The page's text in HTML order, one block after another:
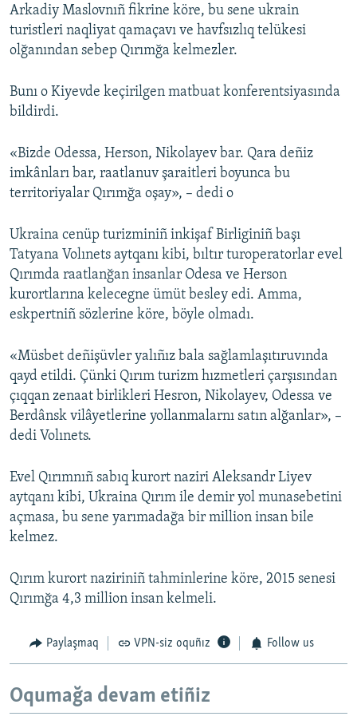
RFE/RS bütün saytları
Arkadiy Maslovnıñ fikrine köre, bu sene ukrain
turistleri naqliyat qamaçavı ve havfsızlıq telükesi
olğanından sebep Qırımğa kelmezler.
Bunı o Kiyevde keçirilgen matbuat konferentsiyasında
bildirdi.
«Bizde Odessa, Herson, Nikolayev bar. Qara deñiz
imkânları bar, raatlanuv şaraitleri boyunca bu
territoriyalar Qırımğa oşay», – dedi o
Ukraina cenüp turizminiñ inkişaf Birliginiñ başı
Tatyana Volınets aytqanı kibi, bıltır turoperatorlar evel
Qırımda raatlanğan insanlar Odesa ve Herson
kurortlarına kelecegne ümüt besley edi. Amma,
eskpertniñ sözlerine köre, böyle olmadı.
«Müsbet deñişüvler yalıñız bala sağlamlaşıtıruvında
qayd etildi. Çünki Qırım turizm hızmetleri çarşısından
çıqqan zenaat birlikleri Hesron, Nikolayev, Odessa ve
Berdânsk vilâyetlerine yollanmalarnı satın alğanlar», –
dedi Volınets.
Evel Qırımnıñ sabıq kurort naziri Aleksandr Liyev
aytqanı kibi, Ukraina Qırım ile demir yol munasebetini
açmasa, bu sene yarımadağa bir million insan bile
kelmez.
Qırım kurort naziriniñ tahminlerine köre, 2015 senesi
Qırımğa 4,3 million insan kelmeli.
Paylaşmaq VPN-siz oquñız Follow us
Oqumağa devam etiñiz